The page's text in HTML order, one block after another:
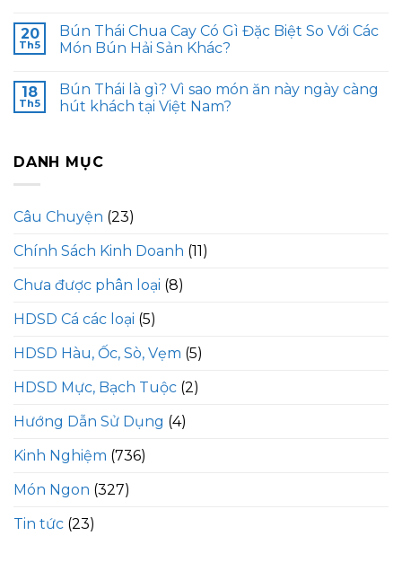
20
Th5
Bún Thái Chua Cay Có Gì Đặc Biệt So Với Các
Món Bún Hải Sản Khác?
18
Th5
Bún Thái là gì? Vì sao món ăn này ngày càng
hút khách tại Việt Nam?
DANH MỤC
Câu Chuyện (23)
Chính Sách Kinh Doanh (11)
Chưa được phân loại (8)
HDSD Cá các loại (5)
HDSD Hàu, Ốc, Sò, Vẹm (5)
HDSD Mực, Bạch Tuộc (2)
Hướng Dẫn Sử Dụng (4)
Kinh Nghiệm (736)
Món Ngon (327)
Tin tức (23)